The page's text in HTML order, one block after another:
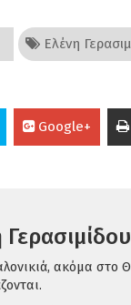
Ελένη
Google+
Γερασιμίδου
ακόμα στο